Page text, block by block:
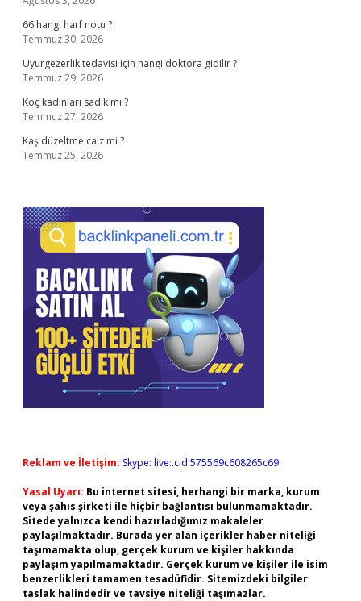
66 hangi harf notu ?
Temmuz 30, 2026
Uyurgezerlik tedavisi için hangi doktora gidilir ?
Temmuz 29, 2026
Koç kadınları sadık mı ?
Temmuz 27, 2026
Kaş düzeltme caiz mi ?
Temmuz 25, 2026
Reklam ve İletişim: Skype: live:.cid.575569c608265c69
Yasal Uyarı: Bu internet sitesi, herhangi bir marka, kurum
veya şahıs şirketi ile hiçbir bağlantısı bulunmamaktadır.
Sitede yalnızca kendi hazırladığımız makaleler
paylaşılmaktadır. Burada yer alan içerikler haber niteliği
taşımamakta olup, gerçek kurum ve kişiler hakkında
paylaşım yapılmamaktadır. Gerçek kurum ve kişiler ile isim
benzerlikleri tamamen tesadüfidir. Sitemizdeki bilgiler
taslak halindedir ve tavsiye niteliği taşımazlar.